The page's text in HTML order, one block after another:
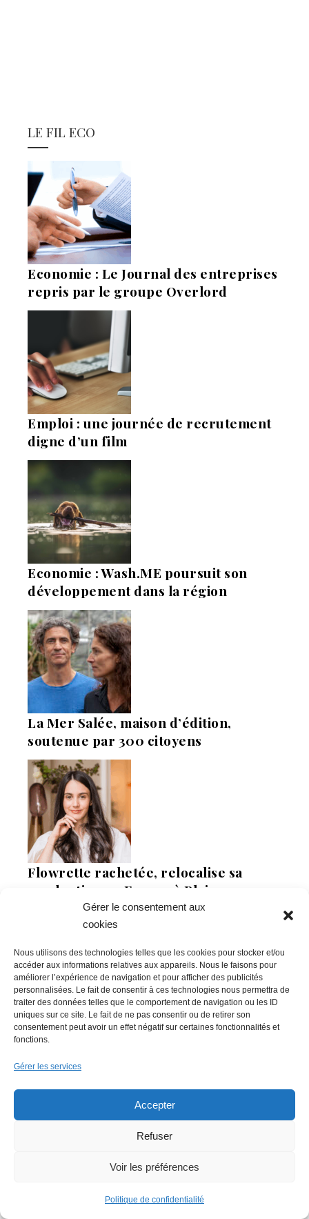
Gérer le consentement aux
cookies
Nous utilisons des technologies telles que les cookies pour stocker et/ou
accéder aux informations relatives aux appareils. Nous le faisons pour
améliorer l’expérience de navigation et pour afficher des publicités
personnalisées. Le fait de consentir à ces technologies nous permettra de
traiter des données telles que le comportement de navigation ou les ID
uniques sur ce site. Le fait de ne pas consentir ou de retirer son
consentement peut avoir un effet négatif sur certaines fonctionnalités et
fonctions.
Gérer les services
Accepter
Refuser
Voir les préférences
Politique de confidentialité
LE FIL ECO
Economie : Le Journal des entreprises
repris par le groupe Overlord
Emploi : une journée de recrutement
digne d’un film
Economie : Wash.ME poursuit son
développement dans la région
La Mer Salée, maison d’édition,
soutenue par 300 citoyens
Flowrette rachetée, relocalise sa
production en France à Blain
Lire + d'infos éco